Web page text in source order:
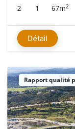
2 1 67m2
Détail
Rapport qualité